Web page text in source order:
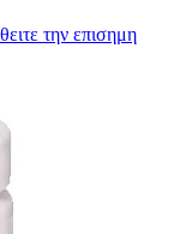
την επισημη